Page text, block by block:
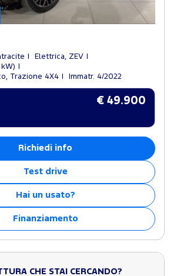
Elettrica, ZEV
Trazione 4X4
Immatr. 4/2022
€ 49.900
Richiedi info
Test drive
Hai un usato?
Finanziamento
CHE STAI CERCANDO?